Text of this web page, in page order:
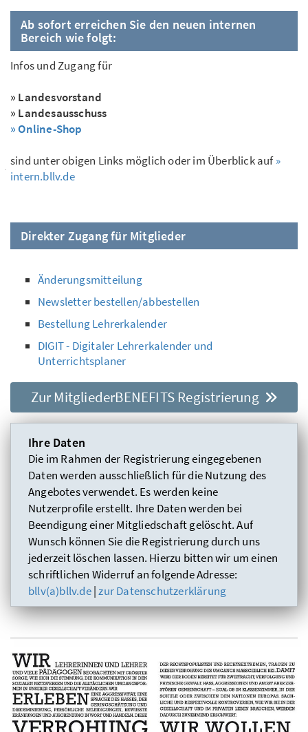
Ab sofort erreichen Sie den neuen internen
Bereich wie folgt:
Infos und Zugang für
» Landesvorstand
» Landesausschuss
» Online-Shop
sind unter obigen Links möglich oder im Überblick auf»
intern.bllv.de
Direkter Zugang für Mitglieder
Änderungsmitteilung
Newsletter bestellen/abbestellen
Bestellung Lehrerkalender
DIGIT - Digitaler Lehrerkalender und
Unterrichtsplaner
Zur MitgliederBENEFITS Registrierung
Ihre Daten
Die im Rahmen der Registrierung eingegebenen
Daten werden ausschließlich für die Nutzung des
Angebotes verwendet. Es werden keine
Nutzerprofile erstellt. Ihre Daten werden bei
Beendigung einer Mitgliedschaft gelöscht. Auf
Wunsch können Sie die Registrierung durch uns
jederzeit löschen lassen. Hierzu bitten wir um einen
schriftlichen Widerruf an folgende Adresse:
bllv(a)bllv.de|zur Datenschutzerklärung